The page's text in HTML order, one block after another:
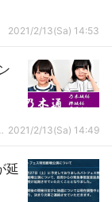
2021/2/13(Sa) 14:53
坂46速報まとめ 2021/2/13(Sa) 14:49
延